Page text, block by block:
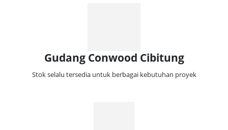
Gudang Conwood Cibitung
Stok selalu tersedia untuk berbagai kebutuhan proyek